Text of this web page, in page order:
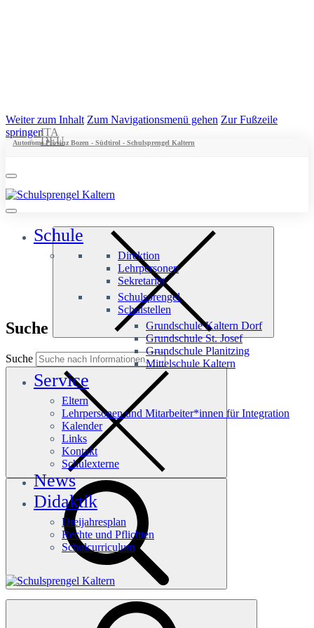
Weiter zum Inhalt Zum Navigationsmenü gehen Zur Fußzeile
springen
Autonome Provinz Bozen - Südtirol - Schulsprengel Kaltern
ITA
DEU
Schule
Direktion
Lehrpersonen
Sekretariat
Schulsprengel
Schulstellen
Grundschule Kaltern Dorf
Grundschule St. Josef
Grundschule Planitzing
Mittelschule Kaltern
Service
Eltern
Lehrpersonen und Mitarbeiter*innen für Integration
Kalender
Links
Kontakt
Schulexterne
News
Didaktik
Dreijahresplan
Rechte und Pflichten
Schulcurriculum
Suche
Suche
Häufige Suchanfragen